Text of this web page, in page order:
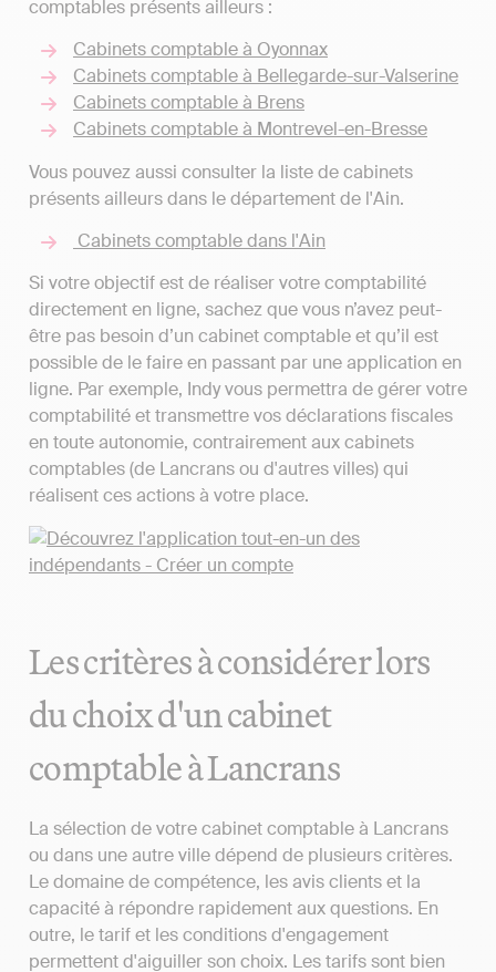
comptables présents ailleurs :
Cabinets comptable à Oyonnax
Cabinets comptable à Bellegarde-sur-Valserine
Cabinets comptable à Brens
Cabinets comptable à Montrevel-en-Bresse
Vous pouvez aussi consulter la liste de cabinets
présents ailleurs dans le département de l'Ain.
Cabinets comptable dans l'Ain
Si votre objectif est de réaliser votre comptabilité
directement en ligne, sachez que vous n’avez peut-
être pas besoin d’un cabinet comptable et qu’il est
possible de le faire en passant par une application en
ligne. Par exemple, Indy vous permettra de gérer votre
comptabilité et transmettre vos déclarations fiscales
en toute autonomie, contrairement aux cabinets
comptables (de Lancrans ou d'autres villes) qui
réalisent ces actions à votre place.
Les critères à considérer lors
du choix d'un cabinet
comptable à Lancrans
La sélection de votre cabinet comptable à Lancrans
ou dans une autre ville dépend de plusieurs critères.
Le domaine de compétence, les avis clients et la
capacité à répondre rapidement aux questions. En
outre, le tarif et les conditions d'engagement
permettent d'aiguiller son choix. Les tarifs sont bien